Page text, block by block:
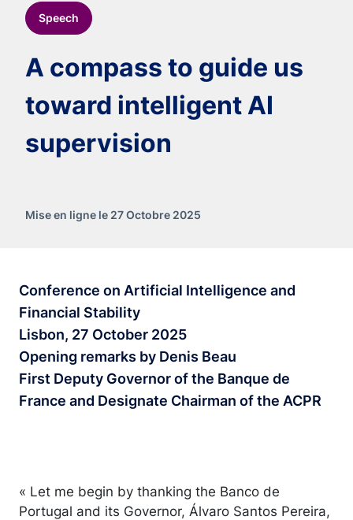
Speech
A compass to guide us
toward intelligent AI
supervision
Mise en ligne le 27 Octobre 2025
Conference on Artificial Intelligence and
Financial Stability
Lisbon, 27 October 2025
Opening remarks by Denis Beau
First Deputy Governor of the Banque de
France and Designate Chairman of the ACPR
« Let me begin by thanking the Banco de
Portugal and its Governor, Álvaro Santos Pereira,